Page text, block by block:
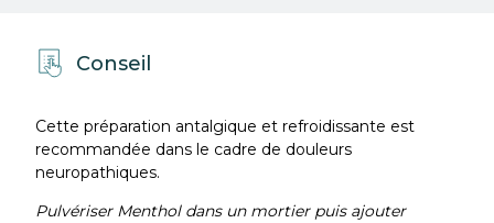
Conseil
Cette préparation antalgique et refroidissante est
recommandée dans le cadre de douleurs
neuropathiques.
Pulvériser Menthol dans un mortier puis ajouter